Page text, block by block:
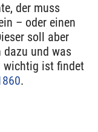
der muss
– oder einen
soll aber
und was
wichtig ist findet
.